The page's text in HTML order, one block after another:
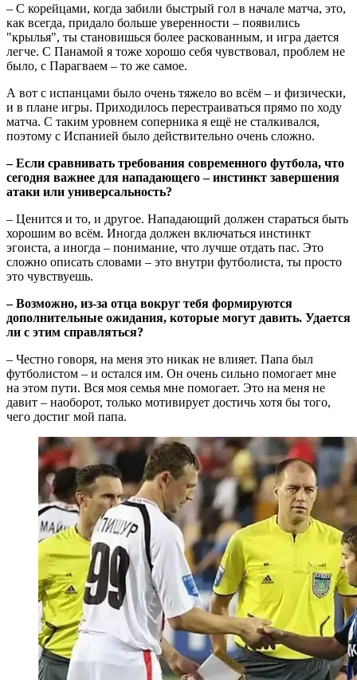
– С корейцами, когда забили быстрый гол в начале матча, это,
как всегда, придало больше уверенности – появились
"крылья", ты становишься более раскованным, и игра дается
легче. С Панамой я тоже хорошо себя чувствовал, проблем не
было, с Парагваем – то же самое.
А вот с испанцами было очень тяжело во всём – и физически,
и в плане игры. Приходилось перестраиваться прямо по ходу
матча. С таким уровнем соперника я ещё не сталкивался,
поэтому с Испанией было действительно очень сложно.
– Если сравнивать требования современного футбола, что
сегодня важнее для нападающего – инстинкт завершения
атаки или универсальность?
– Ценится и то, и другое. Нападающий должен стараться быть
хорошим во всём. Иногда должен включаться инстинкт
эгоиста, а иногда – понимание, что лучше отдать пас. Это
сложно описать словами – это внутри футболиста, ты просто
это чувствуешь.
– Возможно, из-за отца вокруг тебя формируются
дополнительные ожидания, которые могут давить. Удается
ли с этим справляться?
– Честно говоря, на меня это никак не влияет. Папа был
футболистом – и остался им. Он очень сильно помогает мне
на этом пути. Вся моя семья мне помогает. Это на меня не
давит – наоборот, только мотивирует достичь хотя бы того,
чего достиг мой папа.